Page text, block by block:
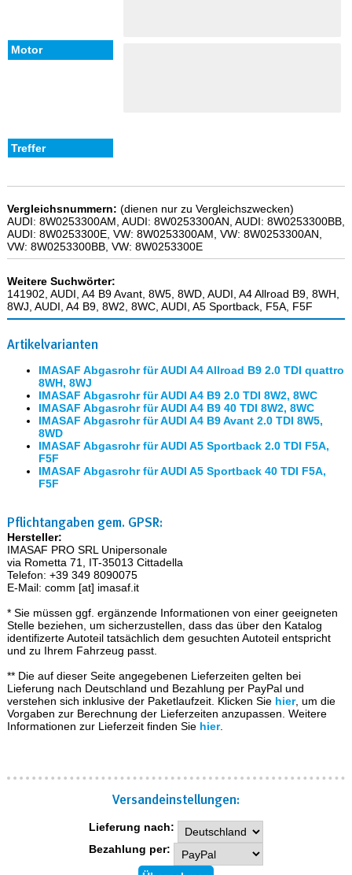
Vergleichsnummern: (dienen nur zu Vergleichszwecken)
AUDI: 8W0253300AM, AUDI: 8W0253300AN, AUDI: 8W0253300BB,
AUDI: 8W0253300E, VW: 8W0253300AM, VW: 8W0253300AN,
VW: 8W0253300BB, VW: 8W0253300E
Weitere Suchwörter:
141902, AUDI, A4 B9 Avant, 8W5, 8WD, AUDI, A4 Allroad B9, 8WH,
8WJ, AUDI, A4 B9, 8W2, 8WC, AUDI, A5 Sportback, F5A, F5F
Artikelvarianten
IMASAF Abgasrohr für AUDI A4 Allroad B9 2.0 TDI quattro
8WH, 8WJ
IMASAF Abgasrohr für AUDI A4 B9 2.0 TDI 8W2, 8WC
IMASAF Abgasrohr für AUDI A4 B9 40 TDI 8W2, 8WC
IMASAF Abgasrohr für AUDI A4 B9 Avant 2.0 TDI 8W5,
8WD
IMASAF Abgasrohr für AUDI A5 Sportback 2.0 TDI F5A,
F5F
IMASAF Abgasrohr für AUDI A5 Sportback 40 TDI F5A,
F5F
Pflichtangaben gem. GPSR:
Hersteller:
IMASAF PRO SRL Unipersonale
via Rometta 71, IT-35013 Cittadella
Telefon: +39 349 8090075
E-Mail: comm [at] imasaf.it
* Sie müssen ggf. ergänzende Informationen von einer geeigneten
Stelle beziehen, um sicherzustellen, dass das über den Katalog
identifizerte Autoteil tatsächlich dem gesuchten Autoteil entspricht
und zu Ihrem Fahrzeug passt.
** Die auf dieser Seite angegebenen Lieferzeiten gelten bei
Lieferung nach Deutschland und Bezahlung per PayPal und
verstehen sich inklusive der Paketlaufzeit. Klicken Sie hier, um die
Vorgaben zur Berechnung der Lieferzeiten anzupassen. Weitere
Informationen zur Lieferzeit finden Sie hier.
Versand­einstellungen:
Lieferung nach:
Bezahlung per: